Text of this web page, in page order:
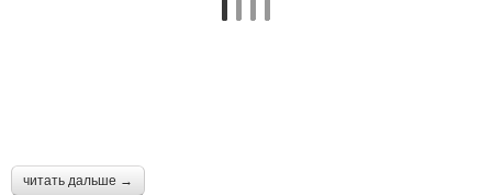
читать дальше →